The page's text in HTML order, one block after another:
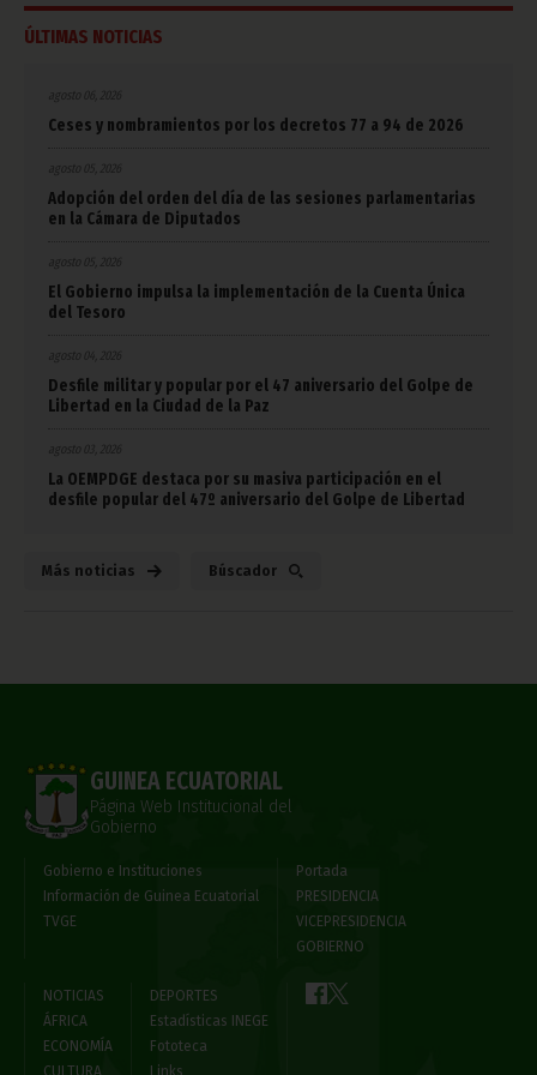
ÚLTIMAS NOTICIAS
agosto 06, 2026
Ceses y nombramientos por los decretos 77 a 94 de 2026
Adopción del orden del día de las sesiones parlamentarias
en la Cámara de Diputados
El Gobierno impulsa la implementación de la Cuenta Única
del Tesoro
agosto 04, 2026
Desfile militar y popular por el 47 aniversario del Golpe de
Libertad en la Ciudad de la Paz
La OEMPDGE destaca por su masiva participación en el
desfile popular del 47º aniversario del Golpe de Libertad
Más noticias Búscador
GUINEA ECUATORIAL
Página Web Institucional del
Gobierno
Gobierno e Instituciones
Información de Guinea Ecuatorial
TVGE
Portada
PRESIDENCIA
VICEPRESIDENCIA
GOBIERNO
NOTICIAS
ÁFRICA
ECONOMÍA
DEPORTES
Estadísticas INEGE
Fototeca